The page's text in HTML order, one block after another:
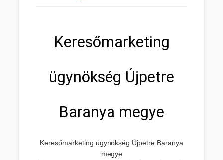
Keresőmarketing
ügynökség Újpetre
Baranya megye
Keresőmarketing ügynökség Újpetre Baranya
megye